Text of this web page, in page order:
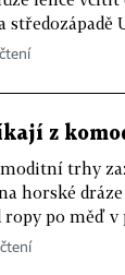
středozápadě
z
trhy
horské
po měď v